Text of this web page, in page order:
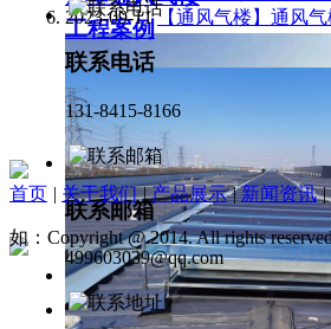
工程案例
2023-09-11 【通风气楼】通风
联系电话
131-8415-8166
联系邮箱
499603039@qq.com
首页 | 关于我们 | 产品展示 | 新闻资讯 |
如：Copyright @ 2014. All rights